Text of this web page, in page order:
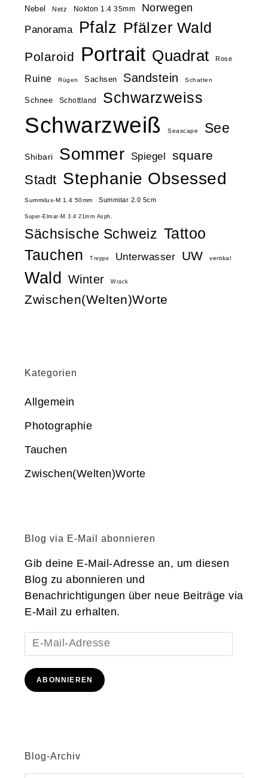
Nebel Netz Nokton 1.4 35mm Norwegen
Panorama Pfalz Pfälzer Wald
Polaroid Portrait Quadrat Rose
Ruine Rügen Sachsen Sandstein Schatten
Schnee Schottland Schwarzweiss
Schwarzweiß Seascape See
Shibari Sommer Spiegel square
Stadt Stephanie Obsessed
Summilux-M 1.4 50mm Summitar 2.0 5cm
Super-Elmar-M 3.4 21mm Asph.
Sächsische Schweiz Tattoo
Tauchen
Treppe Unterwasser UW vertikal
Wald Winter Wrack
Zwischen(Welten)Worte
Kategorien
Allgemein
Photographie
Tauchen
Zwischen(Welten)Worte
Blog via E-Mail abonnieren
Gib deine E-Mail-Adresse an, um diesen
Blog zu abonnieren und
Benachrichtigungen über neue Beiträge via
E-Mail zu erhalten.
E-
Mail-
Adresse
ABONNIEREN
Blog-Archiv